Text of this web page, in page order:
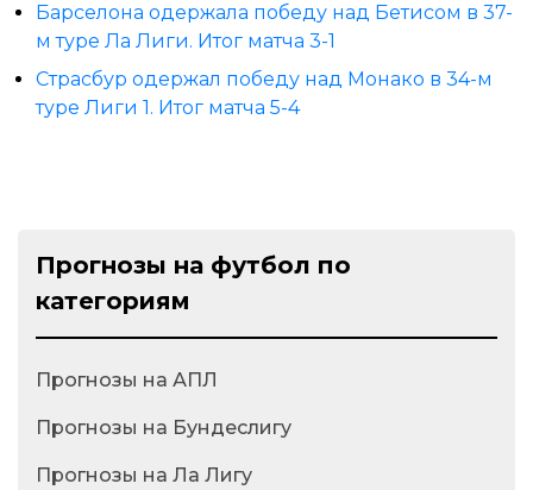
Барселона одержала победу над Бетисом в 37-
м туре Ла Лиги. Итог матча 3-1
Страсбур одержал победу над Монако в 34-м
туре Лиги 1. Итог матча 5-4
Прогнозы на футбол по
категориям
Прогнозы на АПЛ
Прогнозы на Бундеслигу
Прогнозы на Ла Лигу